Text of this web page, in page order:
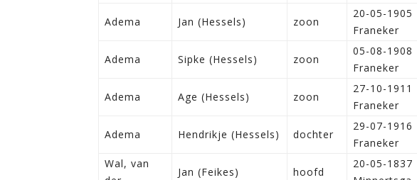
Adema Jan (Hessels) zoon
20-05-1905
Franeker
Adema Sipke (Hessels) zoon
05-08-1908
Franeker
Adema Age (Hessels) zoon
27-10-1911
Franeker
Adema Hendrikje (Hessels) dochter
29-07-1916
Franeker
Wal, van
Jan (Feikes) hoofd
20-05-1837